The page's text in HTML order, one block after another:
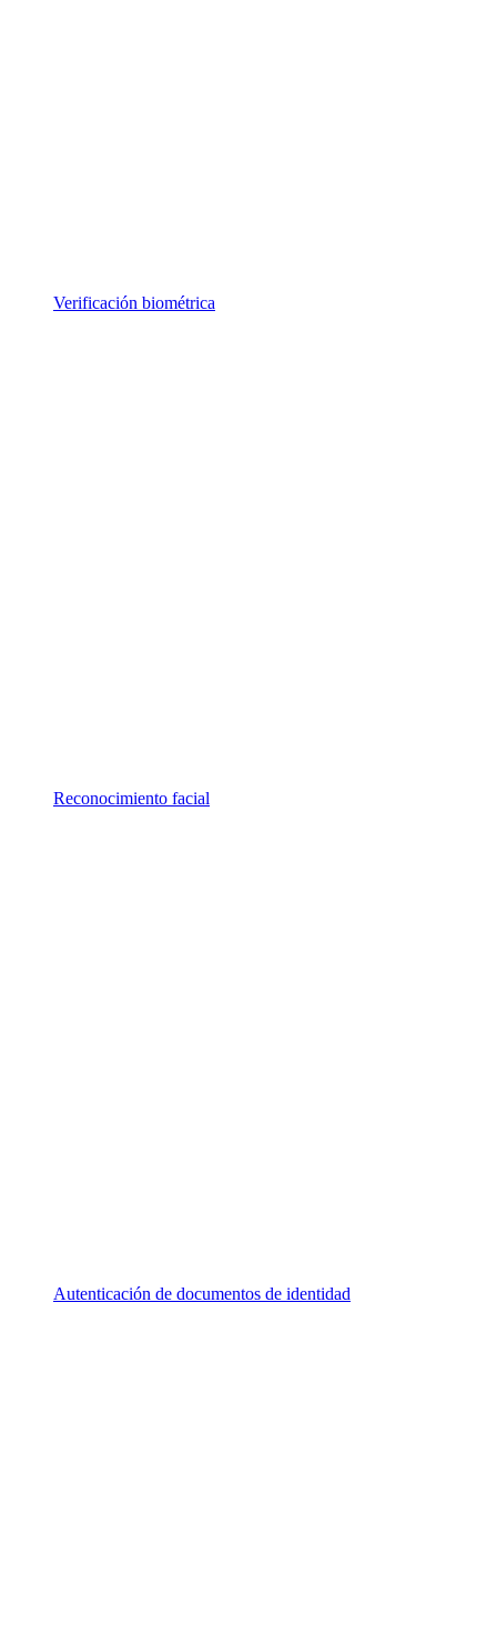
Verificación biométrica
Reconocimiento facial
Autenticación de documentos de identidad